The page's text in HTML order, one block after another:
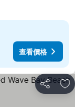
查看價格
分享 放